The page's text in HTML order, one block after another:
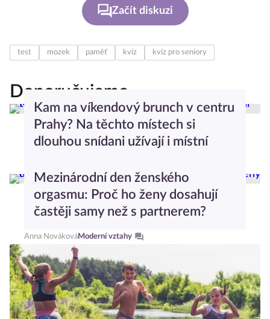
Začít diskuzi
test mozek paměť kvíz kvíz pro seniory
Doporučujeme
Kam na víkendový brunch v centru
Prahy? Na těchto místech si
dlouhou snídani užívají i místní
Mezinárodní den ženského
orgasmu: Proč ho ženy dosahují
častěji samy než s partnerem?
Anna NovákováModerní vztahy